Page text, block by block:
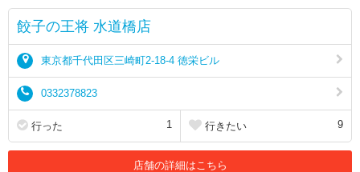
餃子の王将 水道橋店
東京都千代田区三崎町2-18-4 徳栄ビル
0332378823
行った 1 行きたい 9
店舗の詳細はこちら